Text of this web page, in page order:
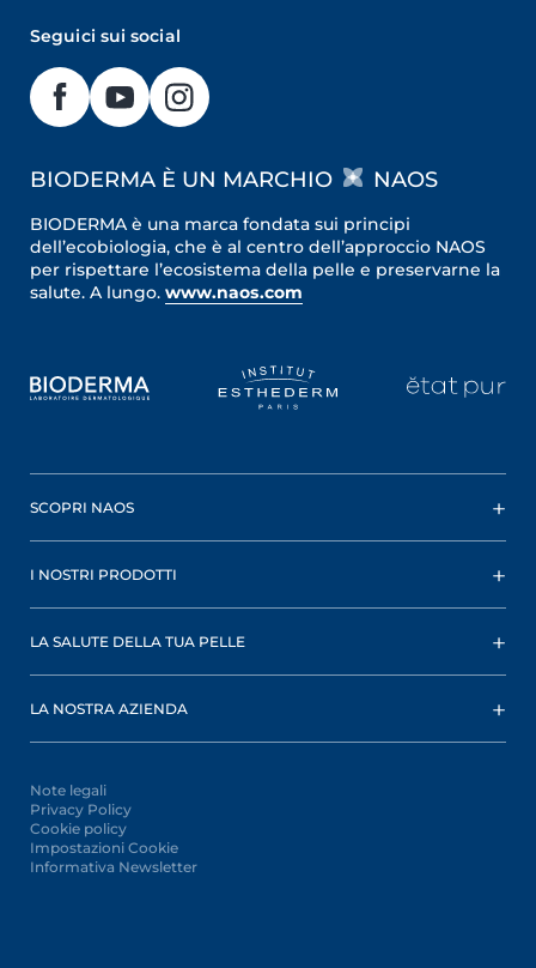
Seguici sui social
BIODERMA È UN MARCHIO NAOS
BIODERMA è una marca fondata sui principi
dell’ecobiologia, che è al centro dell’approccio NAOS
per rispettare l’ecosistema della pelle e preservarne la
salute. A lungo. www.naos.com
SCOPRI NAOS
I NOSTRI PRODOTTI
LA SALUTE DELLA TUA PELLE
LA NOSTRA AZIENDA
Note legali
Privacy Policy
Cookie policy
Impostazioni Cookie
Informativa Newsletter